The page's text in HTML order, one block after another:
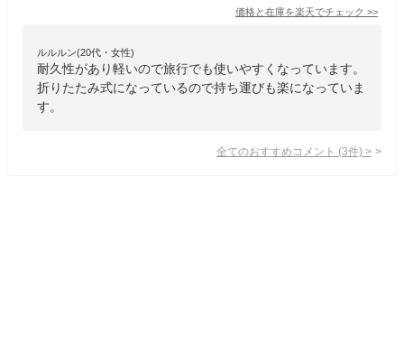
価格と在庫を楽天でチェック >>
ルルルン(20代・女性)
耐久性があり軽いので旅行でも使いやすくなっています。
折りたたみ式になっているので持ち運びも楽になっていま
す。
全てのおすすめコメント (3件) >